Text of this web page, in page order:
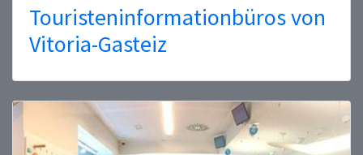
Touristeninformationbüros von
Vitoria-Gasteiz